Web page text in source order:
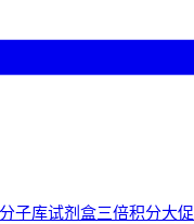
子库试剂盒三倍积分大促